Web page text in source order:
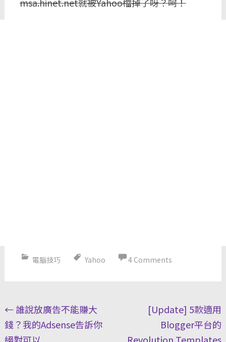
msa.hinet.net就被Yahoo檔掉了呀？呵！
電腦技巧 Yahoo 4 Comments
Post
navigation
←誰說放廣告不能賺大
錢？我的Adsense告訴你
[Update] 5款適用
Blogger平台的